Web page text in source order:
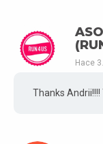
Hace
Thanks